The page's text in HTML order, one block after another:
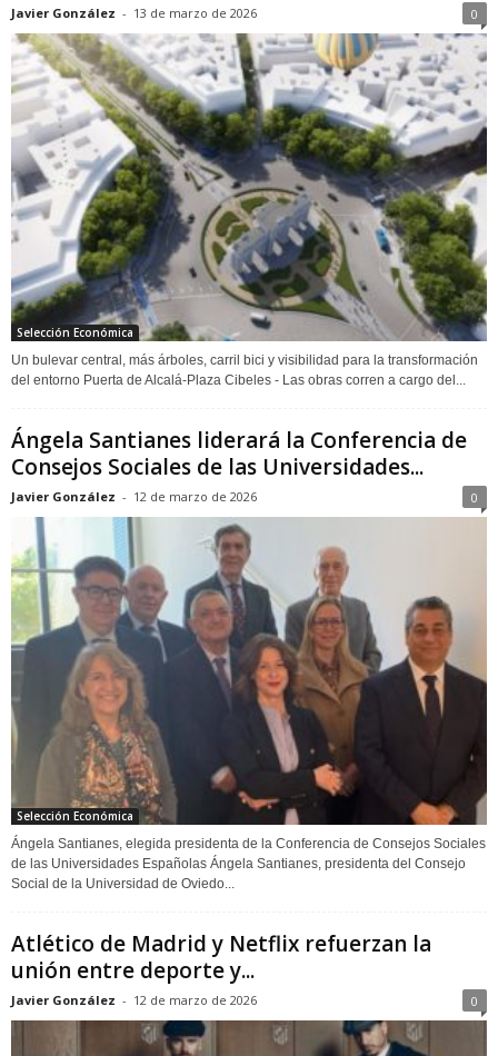
Javier González - 13 de marzo de 2026 0
Selección Económica
Un bulevar central, más árboles, carril bici y visibilidad para la transformación
del entorno Puerta de Alcalá-Plaza Cibeles - Las obras corren a cargo del...
Ángela Santianes liderará la Conferencia de
Consejos Sociales de las Universidades...
Javier González - 12 de marzo de 2026 0
Selección Económica
Ángela Santianes, elegida presidenta de la Conferencia de Consejos Sociales
de las Universidades Españolas Ángela Santianes, presidenta del Consejo
Social de la Universidad de Oviedo...
Atlético de Madrid y Netflix refuerzan la
unión entre deporte y...
Javier González - 12 de marzo de 2026 0